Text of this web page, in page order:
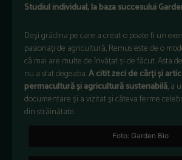
Studiul individual, la baza succesului
Deși grădina pe care a creat-o poate fi un
pasionați de agricultură, Remus este de o
că mai are multe de învățat și de făcut. Asta
nu a stat degeaba.A citit zeci de cărți și
permacultură și agricultură sustenabilă, a
documentare și a vizitat și câteva ferme
din străinătate.
Foto: Garden Bio